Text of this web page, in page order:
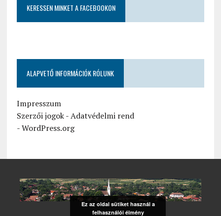
KERESSEN MINKET A FACEBOOKON
ALAPVETŐ INFORMÁCIÓK RÓLUNK
Impresszum
Szerzői jogok-Adatvédelmi rend
-WordPress.org
Ez az oldal sütiket használ a
felhasználói élmény